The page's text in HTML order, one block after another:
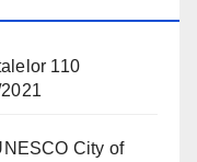
110
City of